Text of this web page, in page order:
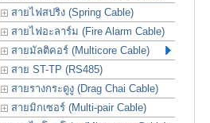
สายไฟสปริง (Spring Cable)
สายไฟอะลาร์ม (Fire Alarm Cable)
สายมัลติคอร์ (Multicore Cable)
สาย ST-TP (RS485)
สายรางกระดูงู (Drag Chai Cable)
สายมิกเซอร์ (Multi-pair Cable)